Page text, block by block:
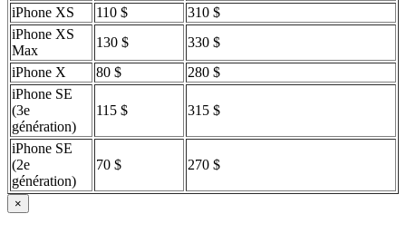
iPhone XS
110 $
310 $
iPhone XS
Max
130 $
330 $
iPhone X
80 $
280 $
iPhone SE
(3e
génération)
115 $ 315 $
iPhone SE
(2e
génération)
70 $ 270 $
×